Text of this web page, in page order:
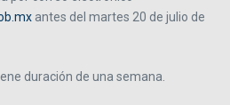
antes del martes 20 de julio de
duración de una semana.